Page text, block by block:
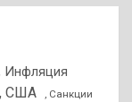
Инфляция
, США , Санкции